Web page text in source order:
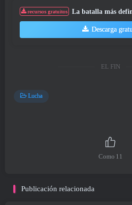
recursos gratuitos La batalla más
Descarga
EL FIN
Lucha
Como 11
Publicación relacionada